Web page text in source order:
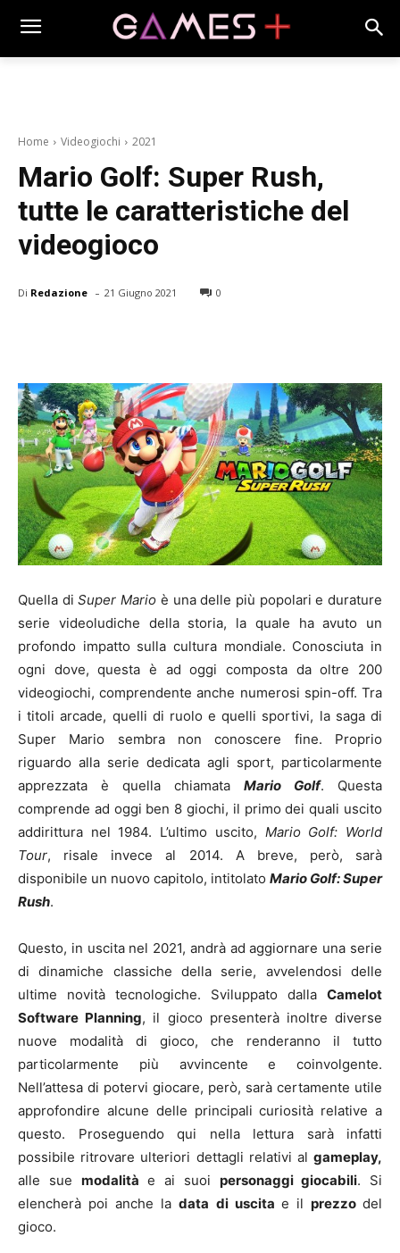
Home Videogiochi 2021
Mario Golf: Super Rush,
tutte le caratteristiche del
videogioco
Di Redazione - 21 Giugno 2021 0
Quella diSuper Mario è una delle più popolari e durature
serie videoludiche della storia, la quale ha avuto un
profondo impatto sulla cultura mondiale. Conosciuta in
ogni dove, questa è ad oggi composta da oltre 200
videogiochi, comprendente anche numerosi spin-off. Tra
i titoli arcade, quelli di ruolo e quelli sportivi, la saga di
Super Mario sembra non conoscere fine. Proprio
riguardo alla serie dedicata agli sport, particolarmente
apprezzata è quella chiamata Mario Golf. Questa
comprende ad oggi ben 8 giochi, il primo dei quali uscito
addirittura nel 1984. L’ultimo uscito, Mario Golf: World
Tour, risale invece al 2014. A breve, però, sarà
disponibile un nuovo capitolo, intitolato Mario Golf: Super
Rush.
Questo, in uscita nel 2021, andrà ad aggiornare una serie
di dinamiche classiche della serie, avvelendosi delle
ultime novità tecnologiche. Sviluppato dalla Camelot
Software Planning, il gioco presenterà inoltre diverse
nuove modalità di gioco, che renderanno il tutto
particolarmente più avvincente e coinvolgente.
Nell’attesa di potervi giocare, però, sarà certamente utile
approfondire alcune delle principali curiosità relative a
questo. Proseguendo qui nella lettura sarà infatti
possibile ritrovare ulteriori dettagli relativi al gameplay,
alle sue modalità e ai suoi personaggi giocabili. Si
elencherà poi anche ladata di uscita e il prezzodel
gioco.